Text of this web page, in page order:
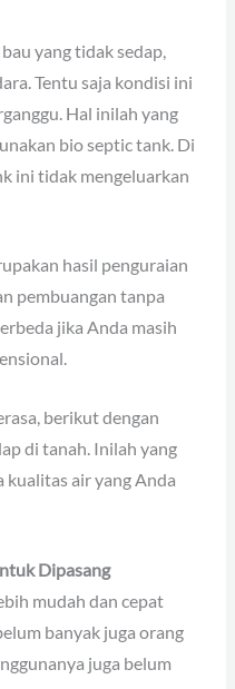
yang tidak sedap,
Tentu saja kondisi ini
Hal inilah yang
bio septic tank. Di
ini tidak mengeluarkan
hasil penguraian
pembuangan tanpa
jika Anda masih
berikut dengan
di tanah. Inilah yang
kualitas air yang Anda
Dipasang
mudah dan cepat
banyak juga orang
juga belum